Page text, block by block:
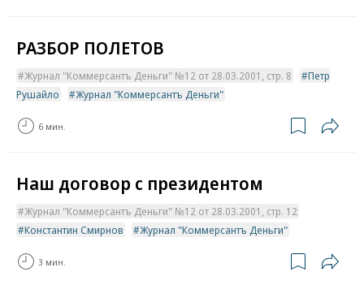
РАЗБОР ПОЛЕТОВ
Журнал "Коммерсантъ Деньги" №12 от 28.03.2001, стр. 8
Петр
Рушайло
Журнал "Коммерсантъ Деньги"
6 мин.
Наш договор с президентом
Журнал "Коммерсантъ Деньги" №12 от 28.03.2001, стр. 12
Константин Смирнов
Журнал "Коммерсантъ Деньги"
3 мин.